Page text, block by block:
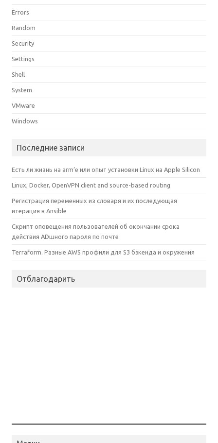
Errors
Random
Security
Settings
Shell
System
VMware
Windows
Последние записи
Есть ли жизнь на arm’е или опыт установки Linux на Apple Silicon
Linux, Docker, OpenVPN client and source-based routing
Регистрация переменных из словаря и их последующая
итерация в Ansible
Скрипт оповещения пользователей об окончании срока
действия ADшного пароля по почте
Terraform. Разные AWS профили для S3 бэкенда и окружения
Отблагодарить